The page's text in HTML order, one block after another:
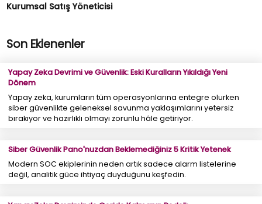
Kurumsal Satış Yöneticisi
Son Eklenenler
Yapay Zeka Devrimi ve Güvenlik: Eski Kuralların Yıkıldığı Yeni
Dönem
Yapay zeka, kurumların tüm operasyonlarına entegre olurken
siber güvenlikte geleneksel savunma yaklaşımlarını yetersiz
bırakıyor ve hazırlıklı olmayı zorunlu hâle getiriyor.
Siber Güvenlik Pano'nuzdan Beklemediğiniz 5 Kritik Yetenek
Modern SOC ekiplerinin neden artık sadece alarm listelerine
değil, analitik güce ihtiyaç duyduğunu keşfedin.